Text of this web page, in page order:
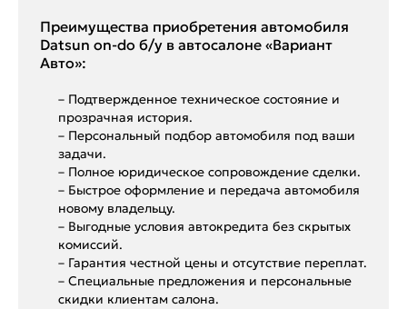
Преимущества приобретения автомобиля
Datsun on-do б/у в автосалоне «Вариант
Авто»:
– Подтвержденное техническое состояние и
прозрачная история.
– Персональный подбор автомобиля под ваши
задачи.
– Полное юридическое сопровождение сделки.
– Быстрое оформление и передача автомобиля
новому владельцу.
– Выгодные условия автокредита без скрытых
комиссий.
– Гарантия честной цены и отсутствие переплат.
– Специальные предложения и персональные
скидки клиентам салона.